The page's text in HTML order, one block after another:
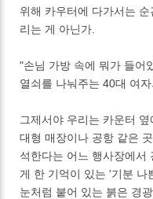
위해 카우터에 다가서는
리는 게 아닌가.
"손님 가방 속에 뭐가 들어
열쇠를 나눠주는 40대 여
그제서야 우리는 카운터
대형 매장이나 공항 같은
석한다는 어느 행사장에서
게 한 기억이 있는 '기분 나
눈처럼 붙어 있는 붉은 경